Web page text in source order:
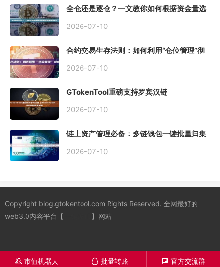
全仓还是逐仓？一文教你如何根据资金量选
2026-07-10
合约交易生存法则：如何利用“仓位管理”彻
2026-07-10
GTokenTool重磅支持罗宾汉链
2026-07-10
链上资产管理必备：多链钱包一键批量归集
2026-07-10
Copyright blog.gtokentool.com Rights Reserved. 全网最好的
web3.0内容平台【
】网站
󦋱 市值机器人 󦊱 批量转账 󦍁 官方交流群